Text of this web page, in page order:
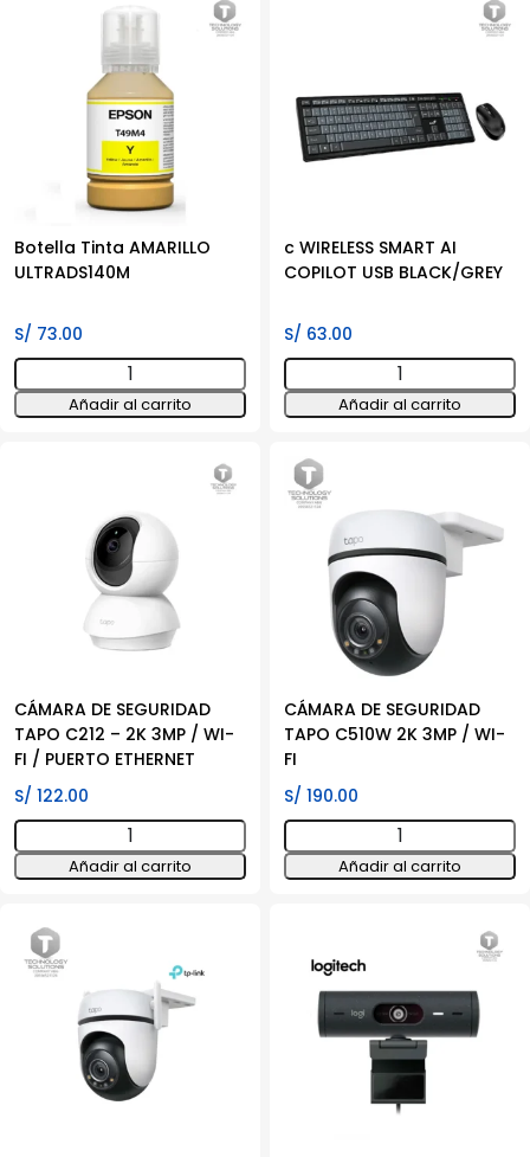
Botella Tinta AMARILLO
ULTRADS140M
S/ 73.00
Botella
Tinta
AMARILLO
Añadir al carrito
c WIRELESS SMART AI
COPILOT USB BLACK/GREY
S/ 63.00
c
WIRELESS
SMART
AI
COPILOT
USB
BLACK/GREY
cantidad
Añadir al carrito
CÁMARA DE SEGURIDAD
TAPO C212 – 2K 3MP / WI-
FI / PUERTO ETHERNET
S/ 122.00
CÁMARA
DE
SEGURIDAD
C212
Añadir al carrito
CÁMARA DE SEGURIDAD
TAPO C510W 2K 3MP / WI-
FI
S/ 190.00
CÁMARA
DE
SEGURIDAD
3MP
Añadir al carrito